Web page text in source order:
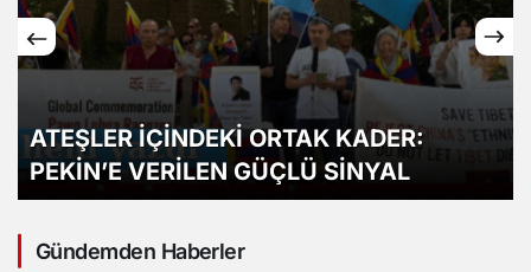
İngiltere Dışişleri Bakanı, Uygur
konusunda Çin’e karşı tavır alması
yönündeki çağrılarla karşı karşıya
Gündemden Haberler